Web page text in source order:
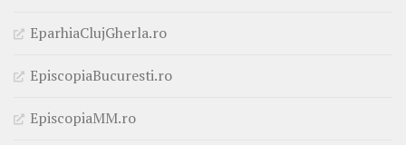
EparhiaClujGherla.ro
EpiscopiaBucuresti.ro
EpiscopiaMM.ro